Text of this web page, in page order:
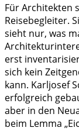
Für Architekten
Reisebegleiter.
sieht nur, was
erst
sich kein
kann. Karljosef
erfolgreich
aber in den
beim Lemma